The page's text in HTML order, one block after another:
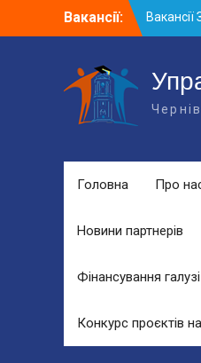
Вакансії:
р.
Головна Про
Новини партнерів
Фінансування галузі
Конкурс проєктів